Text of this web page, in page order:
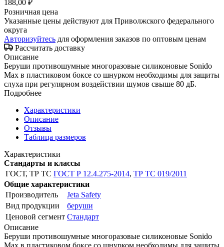
188,00 ₽
Розничная цена
Указанные цены действуют для Приволжского федерального
округа
Авторизуйтесь для оформления заказов по оптовым ценам
Рассчитать доставку
Описание
Беруши противошумные многоразовые силиконовые Sonido
Max в пластиковом боксе со шнурком необходимы для защиты
слуха при регулярном воздействии шумов свыше 80 дБ.
Подробнее
Характеристики
Описание
Отзывы
Таблица размеров
Характеристики
Стандарты и классы
ГОСТ, ТР ТС ГОСТ Р 12.4.275-2014, ТР ТС 019/2011
Общие характеристики
Производитель
Jeta Safety
Вид продукции
беруши
Ценовой сегмент Стандарт
Описание
Беруши противошумные многоразовые силиконовые Sonido
Max в пластиковом боксе со шнурком необходимы для защиты